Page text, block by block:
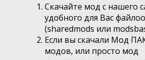
Скачайте мод с нашего
удобного для Вас
(sharedmods или
Если вы скачали Мод
модов, или просто мод